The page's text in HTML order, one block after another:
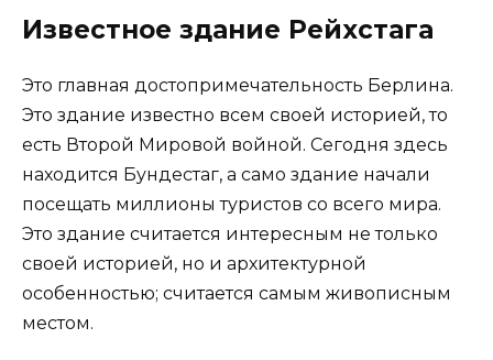
Известное здание Рейхстага
Это главная достопримечательность Берлина.
Это здание известно всем своей историей, то
есть Второй Мировой войной. Сегодня здесь
находится Бундестаг, а само здание начали
посещать миллионы туристов со всего мира.
Это здание считается интересным не только
своей историей, но и архитектурной
особенностью; считается самым живописным
местом.